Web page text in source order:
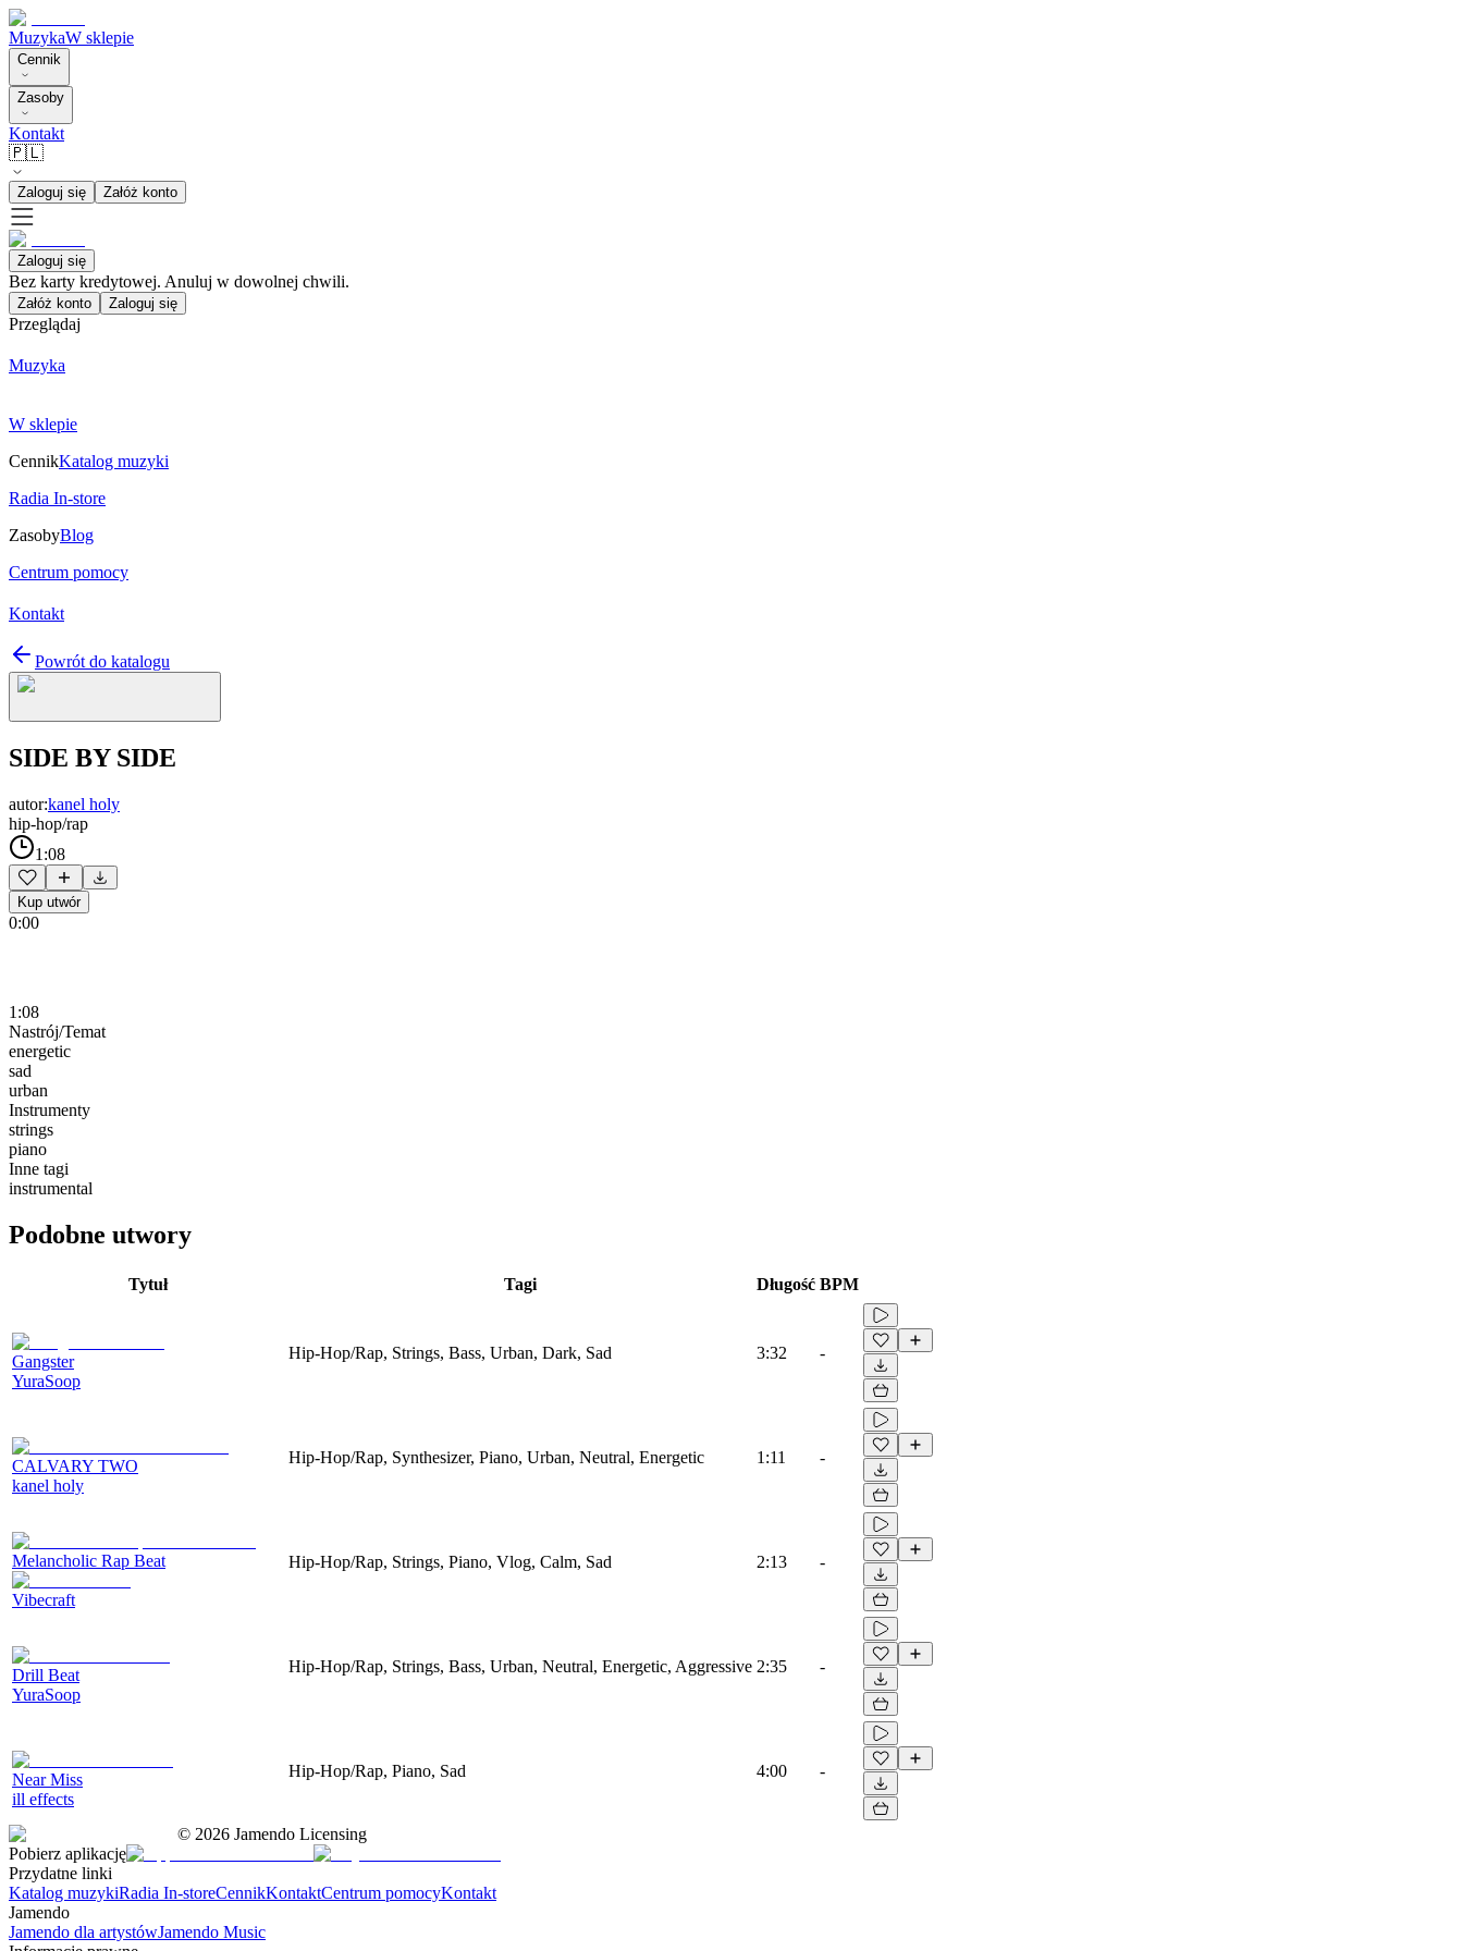
MuzykaW sklepie
Cennik
Zasoby
Kontakt
🇵🇱
Zaloguj się Załóż konto
Zaloguj się
Bez karty kredytowej. Anuluj w dowolnej chwili.
Załóż konto Zaloguj się
Przeglądaj
Muzyka
W sklepie
CennikKatalog muzyki
Radia In-store
ZasobyBlog
Centrum pomocy
Kontakt
Powrót do katalogu
SIDE BY SIDE
autor:kanel holy
hip-hop/rap
1:08
Kup utwór
0:00
1:08
Nastrój/Temat
energetic
sad
urban
Instrumenty
strings
piano
Inne tagi
instrumental
Podobne utwory
Tytuł Tagi Długość BPM
Gangster
YuraSoop
Hip-Hop/Rap, Strings, Bass, Urban, Dark, Sad 3:32 -
CALVARY TWO
kanel holy
Hip-Hop/Rap, Synthesizer, Piano, Urban, Neutral, Energetic 1:11 -
Melancholic Rap Beat
Vibecraft
Hip-Hop/Rap, Strings, Piano, Vlog, Calm, Sad 2:13 -
Drill Beat
YuraSoop
Hip-Hop/Rap, Strings, Bass, Urban, Neutral, Energetic, Aggressive 2:35 -
Near Miss
ill effects
Hip-Hop/Rap, Piano, Sad 4:00 -
© 2026 Jamendo Licensing
Pobierz aplikację
Przydatne linki
Katalog muzykiRadia In-storeCennikKontaktCentrum pomocyKontakt
Jamendo
Jamendo dla artystówJamendo Music